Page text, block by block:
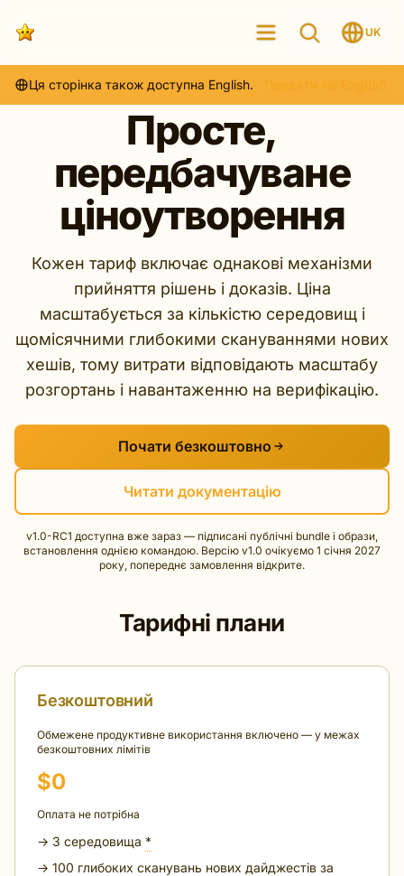
UK
Просте,
передбачуване
ціноутворення
Кожен тариф включає однакові механізми
прийняття рішень і доказів. Ціна
масштабується за кількістю середовищ і
щомісячними глибокими скануваннями нових
хешів, тому витрати відповідають масштабу
розгортань і навантаженню на верифікацію.
Почати безкоштовно
Читати документацію
v1.0-RC1 доступна вже зараз — підписані публічні bundle і образи,
встановлення однією командою. Версію v1.0 очікуємо 1 січня 2027
року, попереднє замовлення відкрите.
Тарифні плани
Безкоштовний
Обмежене продуктивне використання включено — у межах
безкоштовних лімітів
$0
Оплата не потрібна
→ 3 середовища *
→ 100 глибоких сканувань нових дайджестів за
Ця сторінка також доступна English.